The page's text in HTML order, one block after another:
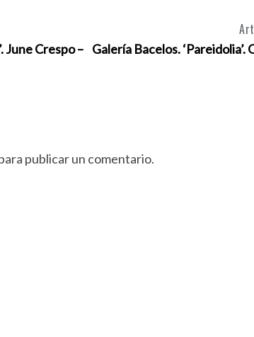
June Crespo – Galería Bacelos. ‘Pareidolia’.
publicar un comentario.